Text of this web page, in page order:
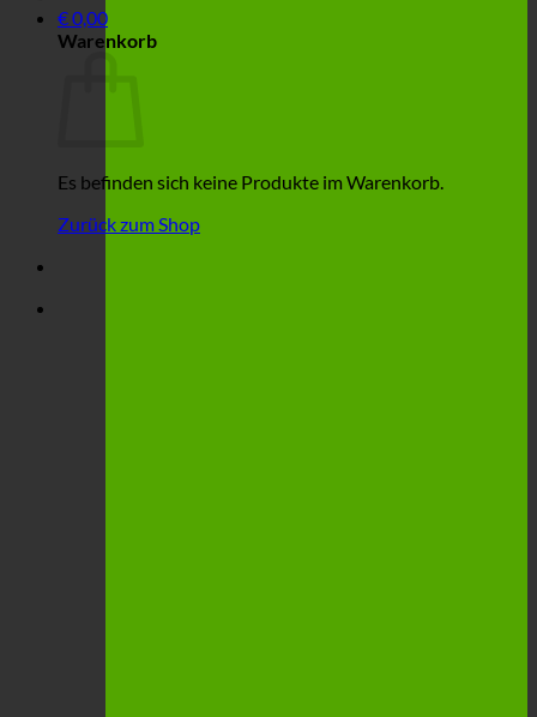
€0,00
Warenkorb
Es befinden sich keine Produkte im Warenkorb.
Zurück zum Shop